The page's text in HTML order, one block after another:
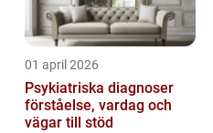
01 april 2026
Psykiatriska diagnoser
förståelse, vardag och
vägar till stöd